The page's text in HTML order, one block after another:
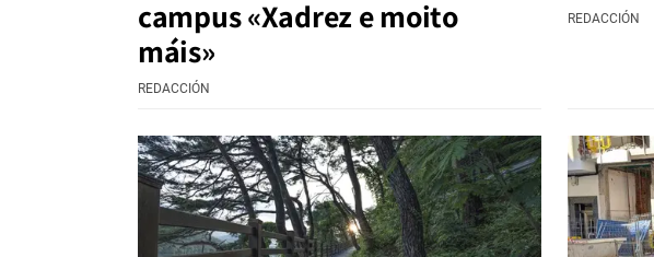
campus «Xadrez e moito
máis»
REDACCIÓN
REDACCIÓN